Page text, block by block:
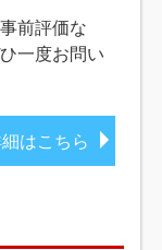
前評価な
一度お問い
はこちら